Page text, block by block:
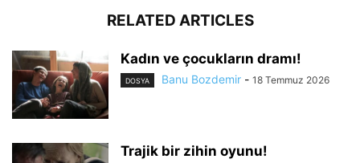
RELATED ARTICLES
Kadın ve çocukların dramı!
DOSYA Banu Bozdemir - 18 Temmuz 2026
Trajik bir zihin oyunu!